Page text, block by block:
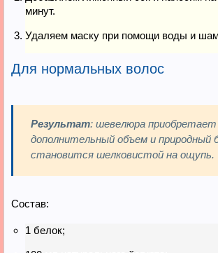
минут.
Удаляем маску при помощи воды и
Для нормальных волос
Результат: шевелюра приобретает
дополнительный объем и природный
становится шелковистой на ощупь.
Состав:
1 белок;